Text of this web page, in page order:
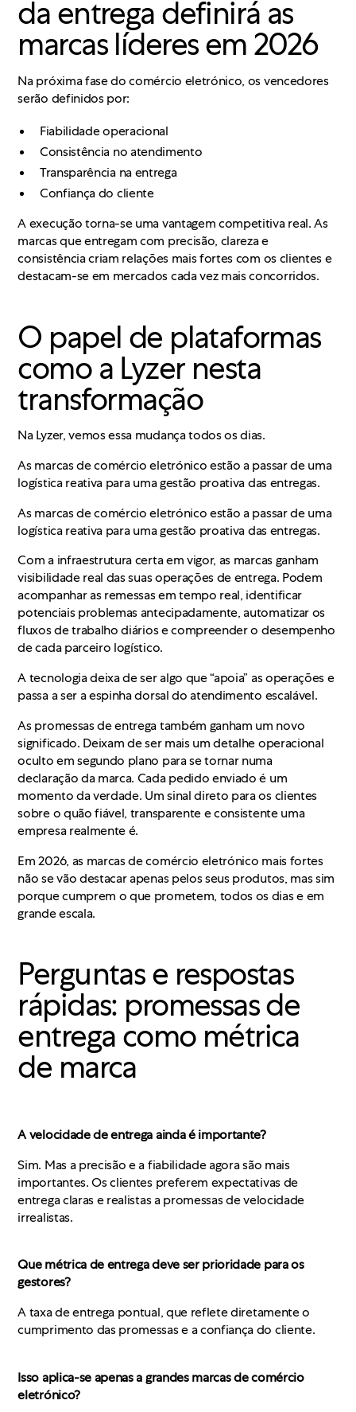
da entrega definirá as
marcas líderes em 2026
Na próxima fase do comércio eletrónico, os vencedores
serão definidos por:
Fiabilidade operacional
Consistência no atendimento
Transparência na entrega
Confiança do cliente
A execução torna-se uma vantagem competitiva real. As
marcas que entregam com precisão, clareza e
consistência criam relações mais fortes com os clientes e
destacam-se em mercados cada vez mais concorridos.
O papel de plataformas
como a Lyzer nesta
transformação
Na Lyzer, vemos essa mudança todos os dias.
As marcas de comércio eletrónico estão a passar de uma
logística reativa para uma gestão proativa das entregas.
As marcas de comércio eletrónico estão a passar de uma
logística reativa para uma gestão proativa das entregas.
Com a infraestrutura certa em vigor, as marcas ganham
visibilidade real das suas operações de entrega. Podem
acompanhar as remessas em tempo real, identificar
potenciais problemas antecipadamente, automatizar os
fluxos de trabalho diários e compreender o desempenho
de cada parceiro logístico.
A tecnologia deixa de ser algo que “apoia” as operações e
passa a ser a espinha dorsal do atendimento escalável.
As promessas de entrega também ganham um novo
significado. Deixam de ser mais um detalhe operacional
oculto em segundo plano para se tornar numa
declaração da marca. Cada pedido enviado é um
momento da verdade. Um sinal direto para os clientes
sobre o quão fiável, transparente e consistente uma
empresa realmente é.
Em 2026, as marcas de comércio eletrónico mais fortes
não se vão destacar apenas pelos seus produtos, mas sim
porque cumprem o que prometem, todos os dias e em
grande escala.
Perguntas e respostas
rápidas: promessas de
entrega como métrica
de marca
A velocidade de entrega ainda é importante?
Sim. Mas a precisão e a fiabilidade agora são mais
importantes. Os clientes preferem expectativas de
entrega claras e realistas a promessas de velocidade
irrealistas.
Que métrica de entrega deve ser prioridade para os
gestores?
A taxa de entrega pontual, que reflete diretamente o
cumprimento das promessas e a confiança do cliente.
Isso aplica-se apenas a grandes marcas de comércio
eletrónico?